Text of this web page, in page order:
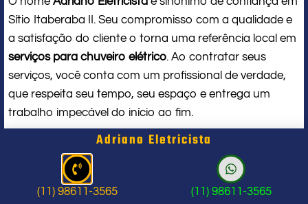
Sítio Itaberaba II. Seu compromisso com a qualidade e
a satisfação do cliente o torna uma referência local em
serviços para chuveiro elétrico. Ao contratar seus
serviços, você conta com um profissional de verdade,
que respeita seu tempo, seu espaço e entrega um
trabalho impecável do início ao fim.
Problema com chuveiro: sinais que
indicam a hora de chamar um
profissional
Adriano Eletricista
(11) 98611-3565 (11) 98611-3565